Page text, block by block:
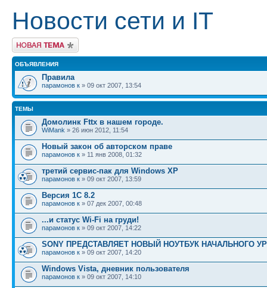
Новости сети и IT
Новая тема
ОБЪЯВЛЕНИЯ
Правила
парамонов к » 09 окт 2007, 13:54
ТЕМЫ
Домолинк Fttx в нашем городе.
WiMank » 26 июн 2012, 11:54
Новый закон об авторском праве
парамонов к » 11 янв 2008, 01:32
третий сервис-пак для Windows ХР
парамонов к » 09 окт 2007, 13:59
Версия 1С 8.2
парамонов к » 07 дек 2007, 00:48
...и статус Wi-Fi на груди!
парамонов к » 09 окт 2007, 14:22
SONY ПРЕДСТАВЛЯЕТ НОВЫЙ НОУТБУК НАЧАЛЬНОГО
парамонов к » 09 окт 2007, 14:20
Windows Vista, дневник пользователя
парамонов к » 09 окт 2007, 14:10